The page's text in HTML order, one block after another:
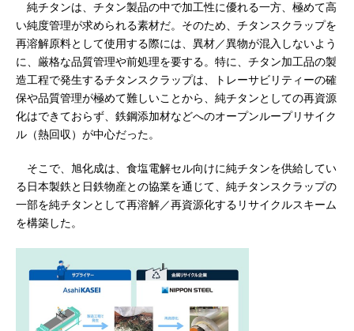
純チタンは、チタン製品の中で加工性に優れる一方、極めて高
い純度管理が求められる素材だ。そのため、チタンスクラップを
再溶解原料として使用する際には、異材／異物が混入しないよう
に、厳格な品質管理や前処理を要する。特に、チタン加工品の製
造工程で発生するチタンスクラップは、トレーサビリティーの確
保や品質管理が極めて難しいことから、純チタンとしての再資源
化はできておらず、鉄鋼添加材などへのオープンループリサイク
ル（熱回収）が中心だった。
そこで、旭化成は、食塩電解セル向けに純チタンを供給してい
る日本製鉄と日鉄物産との協業を通じて、純チタンスクラップの
一部を純チタンとして再溶解／再資源化するリサイクルスキーム
を構築した。